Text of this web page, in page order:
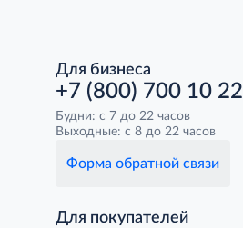
Для бизнеса
+7 (800) 700 10 22
Будни: с 7 до 22 часов
Выходные: с 8 до 22 часов
Форма обратной связи
Для покупателей